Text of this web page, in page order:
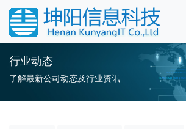
行业动态
了解最新公司动态及行业资讯